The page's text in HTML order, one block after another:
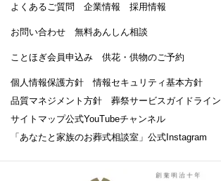
よくあるご質問 企業情報 採用情報
お問い合わせ 無料あんしん相談
ことほぎ会員申込み 供花・供物のご予約
個人情報保護方針
情報セキュリティ基本方針
品質マネジメント方針
葬祭サービスガイドライン
サイトマップ公式YouTubeチャンネル
「あなたと家族のお葬式相談室」 公式Instagram